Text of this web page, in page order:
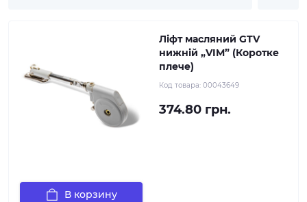
Ліфт масляний GTV
нижній „VIM” (Коротке
плече)
Код товара: 00043649
374.80 грн.
В корзину